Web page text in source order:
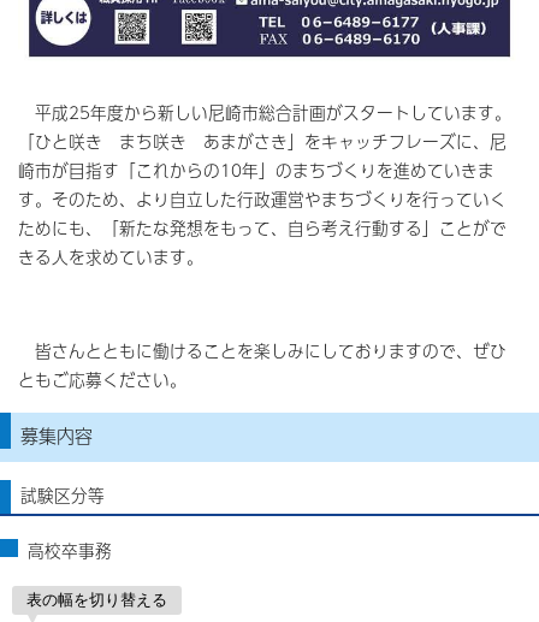
平成25年度から新しい尼崎市総合計画がスタートしています。
「ひと咲き まち咲き あまがさき」をキャッチフレーズに、尼
崎市が目指す「これからの10年」のまちづくりを進めていきま
す。そのため、より自立した行政運営やまちづくりを行っていく
ためにも、「新たな発想をもって、自ら考え行動する」ことがで
きる人を求めています。
皆さんとともに働けることを楽しみにしておりますので、ぜひ
ともご応募ください。
募集内容
試験区分等
高校卒事務
表の幅を切り替える